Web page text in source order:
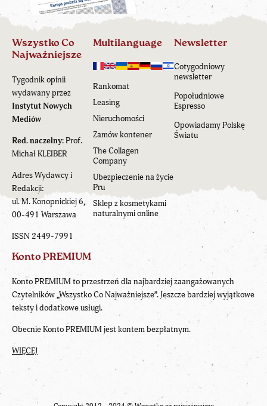
Wszystko Co
Najważniejsze
Tygodnik opinii
wydawany przez
Instytut Nowych
Mediów
Red. naczelny:Prof.
Michał KLEIBER
Adres Wydawcy i
Redakcji:
ul. M. Konopnickiej 6,
00-491 Warszawa
ISSN 2449-7991
Multilanguage
Rankomat
Leasing
Nieruchomości
Zamów kontener
The Collagen
Company
Ubezpieczenie na życie
Pru
Sklep z kosmetykami
naturalnymi online
Newsletter
Cotygodniowy
newsletter
Popołudniowe
Espresso
Opowiadamy Polskę
Światu
Konto PREMIUM
Konto PREMIUM to przestrzeń dla najbardziej zaangażowanych
Czytelników „Wszystko Co Najważniejsze”. Jeszcze bardziej wyjątkowe
teksty i dodatkowe usługi.
Obecnie Konto PREMIUM jest kontem bezpłatnym.
WIĘCEJ